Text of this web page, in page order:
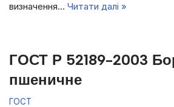
визначення… Читати далі »
ГОСТ Р 52189-2003
пшеничне
ГОСТ